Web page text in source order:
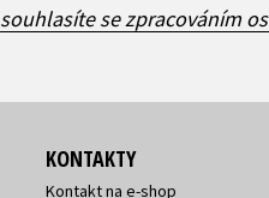
souhlasíte se zpracováním
KONTAKTY
Kontakt na e-shop